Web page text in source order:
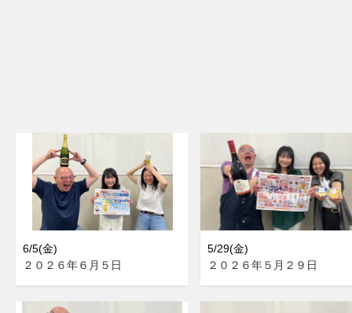
6/5(金)
２０２６年６月５日
5/29(金)
２０２６年５月２９日